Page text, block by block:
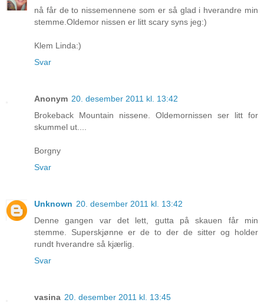
nå får de to nissemennene som er så glad i hverandre min
stemme.Oldemor nissen er litt scary syns jeg:)
Klem Linda:)
Svar
Anonym 20. desember 2011 kl. 13:42
Brokeback Mountain nissene. Oldemornissen ser litt for
skummel ut....
Borgny
Svar
Unknown 20. desember 2011 kl. 13:42
Denne gangen var det lett, gutta på skauen får min
stemme. Superskjønne er de to der de sitter og holder
rundt hverandre så kjærlig.
Svar
vasina 20. desember 2011 kl. 13:45